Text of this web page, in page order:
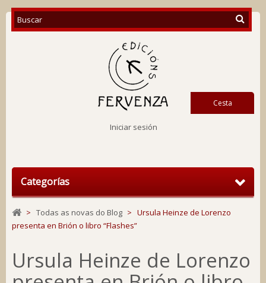
Cesta
Categorías
Iniciar sesión
> Todas as novas do Blog > Ursula Heinze de Lorenzo
presenta en Brión o libro “Flashes”
Ursula Heinze de Lorenzo